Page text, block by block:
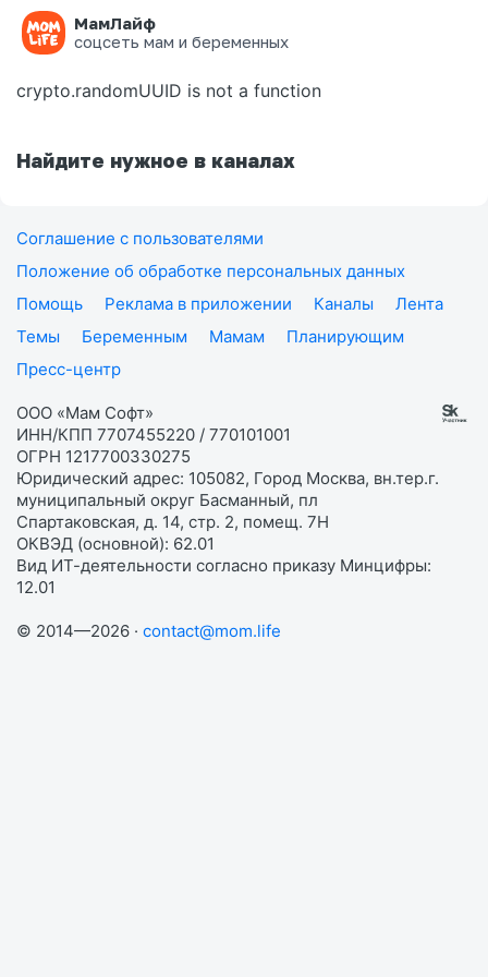
МамЛайф
соцсеть мам и беременных
Ошибка на странице
crypto.randomUUID is not a function
Найдите нужное в каналах
Соглашение с пользователями
Положение об обработке персональных данных
Помощь
Реклама в приложении Каналы
Лента
Темы
Беременным Мамам
Планирующим
Пресс-центр
ООО «Мам Софт»
ИНН/КПП 7707455220 / 770101001
ОГРН 1217700330275
Юридический адрес: 105082, Город Москва, вн.тер.г.
муниципальный округ Басманный, пл
Спартаковская, д. 14, стр. 2, помещ. 7Н
ОКВЭД (основной): 62.01
Вид ИТ-деятельности согласно приказу Минцифры:
12.01
© 2014—2026 · contact@mom.life